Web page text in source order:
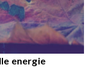
energie